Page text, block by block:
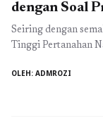
dengan Soal
Seiring dengan
Tinggi Pertanahan
menjadi penentu
OLEH: ADMROZI